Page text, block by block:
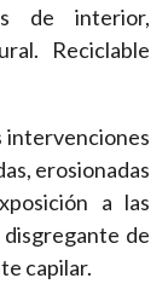
de interior,
Reciclable
intervenciones
erosionadas
a las
de
capilar.